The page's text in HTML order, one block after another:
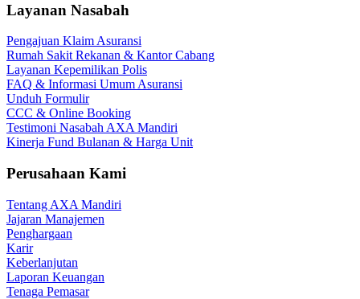
Layanan Nasabah
Pengajuan Klaim Asuransi
Rumah Sakit Rekanan & Kantor Cabang
Layanan Kepemilikan Polis
FAQ & Informasi Umum Asuransi
Unduh Formulir
CCC & Online Booking
Testimoni Nasabah AXA Mandiri
Kinerja Fund Bulanan & Harga Unit
Perusahaan Kami
Tentang AXA Mandiri
Jajaran Manajemen
Penghargaan
Karir
Keberlanjutan
Laporan Keuangan
Tenaga Pemasar